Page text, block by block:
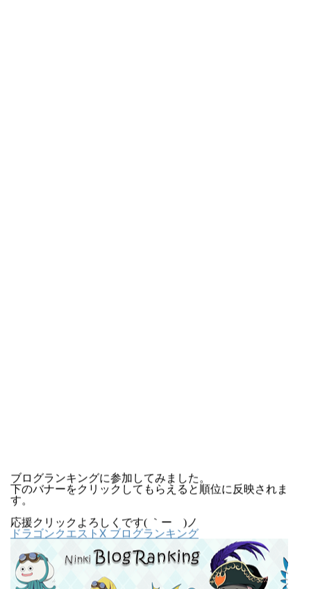
ブログランキングに参加してみました。
下のバナーをクリックしてもらえると順位に反映されま
す。
応援クリックよろしくです( ｀ー´)ノ
ドラゴンクエストX ブログランキング